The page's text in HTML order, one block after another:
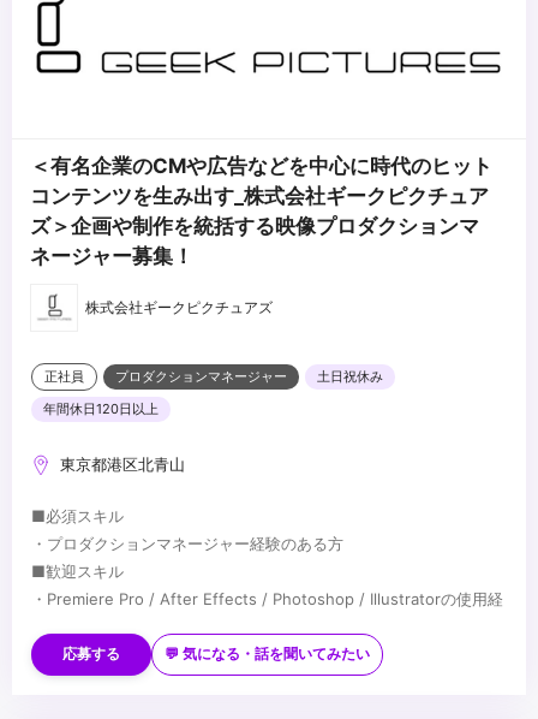
＜有名企業のCMや広告などを中心に時代のヒット
コンテンツを生み出す_株式会社ギークピクチュア
ズ＞企画や制作を統括する映像プロダクションマ
ネージャー募集！
株式会社ギークピクチュアズ
正社員 プロダクションマネージャー
土日祝休み
年間休日120日以上
東京都港区北青山
■必須スキル
・プロダクションマネージャー経験のある方
■歓迎スキル
・Premiere Pro / After Effects / Photoshop / Illustratorの使用経
...
応募する 💬 気になる・話を聞いてみたい